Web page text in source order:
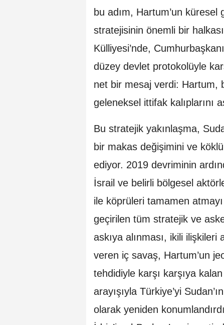
bu adım, Hartum’un
stratejisinin önemli bir
Külliyesi’nde, Cumhurbaşkanı
düzey devlet protokolüyle
net bir mesaj verdi: Hartum,
geleneksel ittifak kalıplarını
Bu stratejik yakınlaşma,
bir makas değişimini ve
ediyor. 2019 devriminin
İsrail ve belirli bölgesel
ile köprüleri tamamen
geçirilen tüm stratejik ve
askıya alınması, ikili ilişkileri
veren iç savaş, Hartum’un
tehdidiyle karşı karşıya
arayışıyla Türkiye’yi
olarak yeniden